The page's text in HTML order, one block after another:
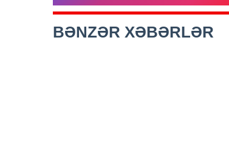
BƏNZƏR XƏBƏRLƏR